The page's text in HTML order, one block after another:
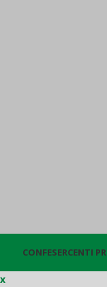
CONFESERCENTI
x